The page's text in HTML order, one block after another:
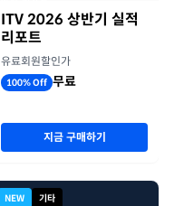
ITV 2026 상반기 실적
리포트
유료회원할인가
100% Off 무료
지금 구매하기
NEW 기타